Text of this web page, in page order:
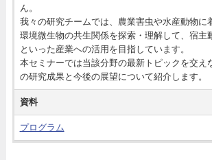
ん。
我々の研究チームでは、農業害虫や水産動物に
環境微生物の共生関係を探索・理解して、宿主
といった産業への活用を目指しています。
本セミナーでは当該分野の最新トピックを交え
の研究成果と今後の展望について紹介します。
資料
プログラム